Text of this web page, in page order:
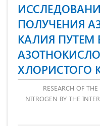
ПОЛУЧЕНИЯ
КАЛИЯ ПУТЕМ
ХЛОРИСТОГО
RESEARCH OF
NITROGEN BY THE